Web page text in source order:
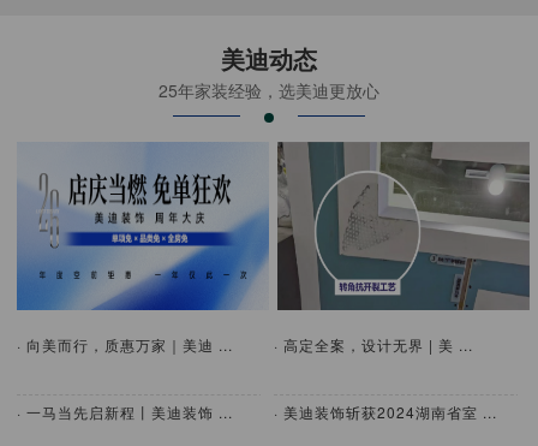
美迪动态
25年家装经验，选美迪更放心
· 向美而行，质惠万家｜美迪 ...
· 一马当先启新程丨美迪装饰 ...
· 高定全案，设计无界 | 美 ...
· 美迪装饰斩获2024湖南省室 ...